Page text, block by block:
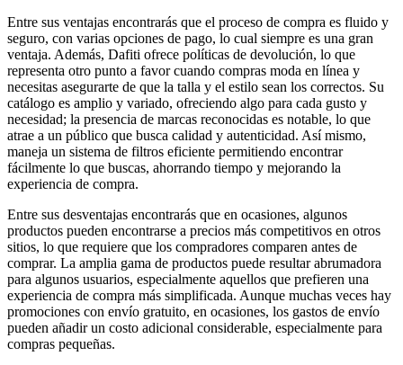
Entre sus ventajas encontrarás que el proceso de compra es fluido y
seguro, con varias opciones de pago, lo cual siempre es una gran
ventaja. Además, Dafiti ofrece políticas de devolución, lo que
representa otro punto a favor cuando compras moda en línea y
necesitas asegurarte de que la talla y el estilo sean los correctos. Su
catálogo es amplio y variado, ofreciendo algo para cada gusto y
necesidad; la presencia de marcas reconocidas es notable, lo que
atrae a un público que busca calidad y autenticidad. Así mismo,
maneja un sistema de filtros eficiente permitiendo encontrar
fácilmente lo que buscas, ahorrando tiempo y mejorando la
experiencia de compra.
Entre sus desventajas encontrarás que en ocasiones, algunos
productos pueden encontrarse a precios más competitivos en otros
sitios, lo que requiere que los compradores comparen antes de
comprar. La amplia gama de productos puede resultar abrumadora
para algunos usuarios, especialmente aquellos que prefieren una
experiencia de compra más simplificada. Aunque muchas veces hay
promociones con envío gratuito, en ocasiones, los gastos de envío
pueden añadir un costo adicional considerable, especialmente para
compras pequeñas.